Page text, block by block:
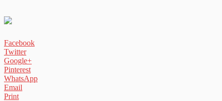
Facebook
Twitter
Google+
Pinterest
WhatsApp
Email
Print